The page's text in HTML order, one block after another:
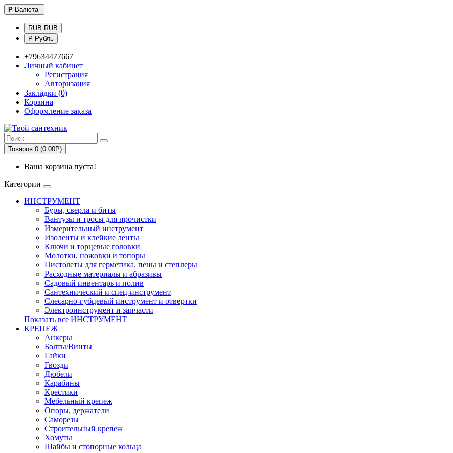
Р Валюта
RUB RUB
Р Рубль
+79634477667
Личный кабинет
Регистрация
Авторизация
Закладки (0)
Корзина
Оформление заказа
Товаров 0 (0.00Р)
Ваша корзина пуста!
Категории
ИНСТРУМЕНТ
Буры, сверла и биты
Вантузы и тросы для прочистки
Измерительный инструмент
Изоленты и клейкие ленты
Ключи и торцевые головки
Молотки, ножовки и топоры
Пистолеты для герметика, пены и степлеры
Расходные материалы и абразивы
Садовый инвентарь и полив
Сантехнический и спец-инструмент
Слесарно-губцевый инструмент и отвертки
Электроинструмент и запчасти
Показать все ИНСТРУМЕНТ
КРЕПЕЖ
Анкеры
Болты/Винты
Гайки
Гвозди
Дюбели
Карабины
Крестики
Мебельный крепеж
Опоры, держатели
Саморезы
Строительный крепеж
Хомуты
Шайбы и стопорные кольца